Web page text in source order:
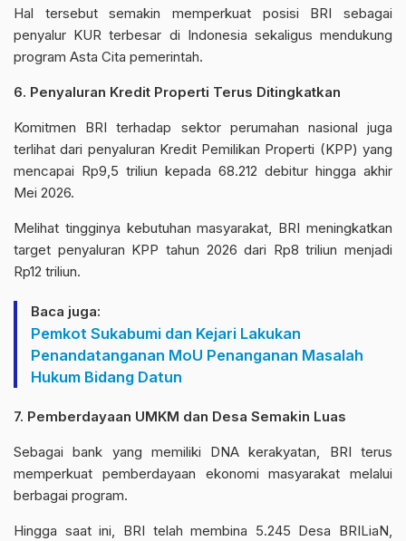
Hal tersebut semakin memperkuat posisi BRI sebagai
penyalur KUR terbesar di Indonesia sekaligus mendukung
program Asta Cita pemerintah.
6. Penyaluran Kredit Properti Terus Ditingkatkan
Komitmen BRI terhadap sektor perumahan nasional juga
terlihat dari penyaluran Kredit Pemilikan Properti (KPP) yang
mencapai Rp9,5 triliun kepada 68.212 debitur hingga akhir
Mei 2026.
Melihat tingginya kebutuhan masyarakat, BRI meningkatkan
target penyaluran KPP tahun 2026 dari Rp8 triliun menjadi
Rp12 triliun.
Baca juga:
Pemkot Sukabumi dan Kejari Lakukan
Penandatanganan MoU Penanganan Masalah
Hukum Bidang Datun
7. Pemberdayaan UMKM dan Desa Semakin Luas
Sebagai bank yang memiliki DNA kerakyatan, BRI terus
memperkuat pemberdayaan ekonomi masyarakat melalui
berbagai program.
Hingga saat ini, BRI telah membina 5.245 Desa BRILiaN,